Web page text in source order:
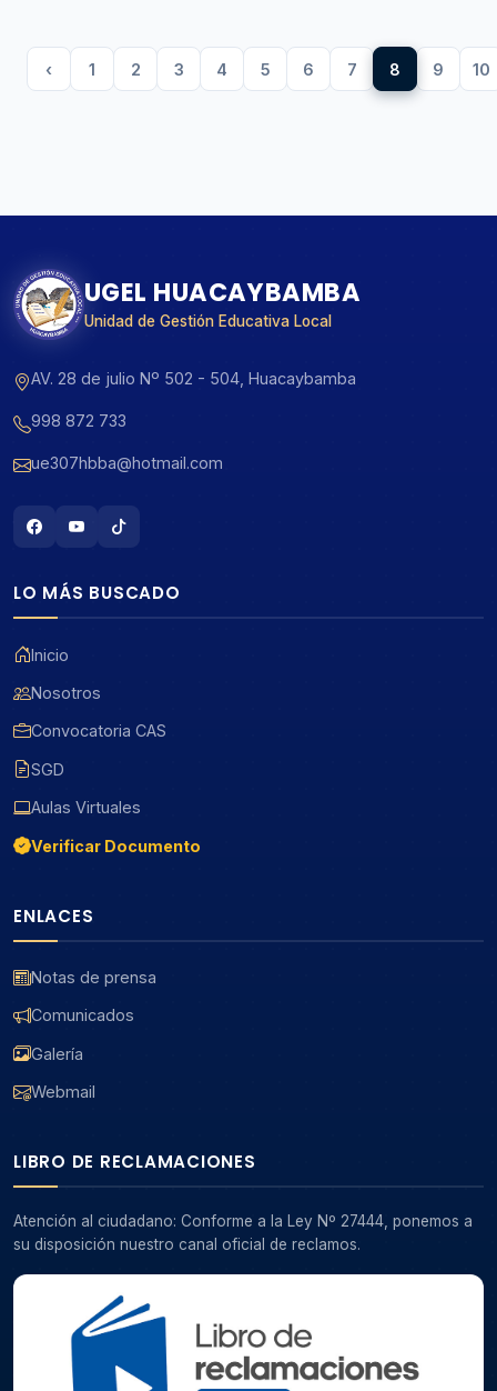
‹ 1 2 3 4 5 6 7 8 9 10
UGEL HUACAYBAMBA
Unidad de Gestión Educativa Local
AV. 28 de julio Nº 502 - 504, Huacaybamba
998 872 733
ue307hbba@hotmail.com
LO MÁS BUSCADO
Inicio
Nosotros
Convocatoria CAS
SGD
Aulas Virtuales
Verificar Documento
ENLACES
Notas de prensa
Comunicados
Galería
Webmail
LIBRO DE RECLAMACIONES
Atención al ciudadano: Conforme a la Ley Nº 27444, ponemos a
su disposición nuestro canal oficial de reclamos.